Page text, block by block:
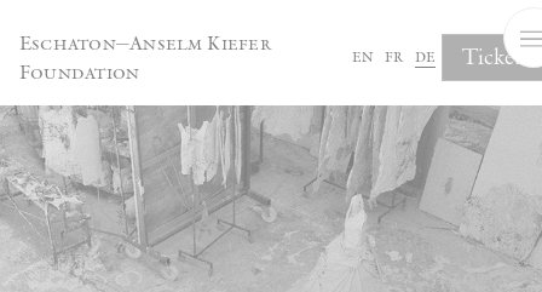
Eschaton—Anselm Kiefer
Foundation
en fr de Tickets